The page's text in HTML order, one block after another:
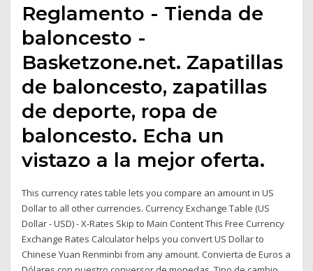
Reglamento - Tienda de
baloncesto -
Basketzone.net. Zapatillas
de baloncesto, zapatillas
de deporte, ropa de
baloncesto. Echa un
vistazo a la mejor oferta.
This currency rates table lets you compare an amount in US
Dollar to all other currencies. Currency Exchange Table (US
Dollar - USD) - X-Rates Skip to Main Content This Free Currency
Exchange Rates Calculator helps you convert US Dollar to
Chinese Yuan Renminbi from any amount. Convierta de Euros a